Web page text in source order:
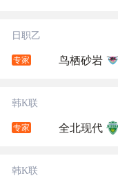
日职乙
专家 鸟栖砂岩
韩K联
专家 全北现代
韩K联